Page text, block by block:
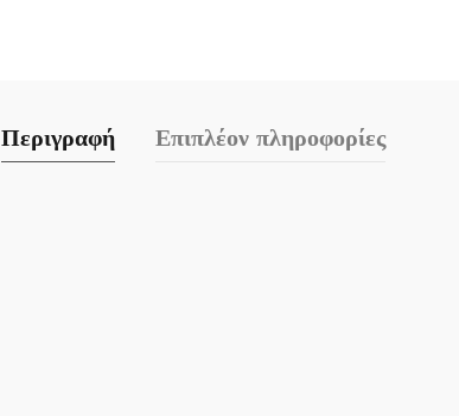
Περιγραφή Επιπλέον πληροφορίες